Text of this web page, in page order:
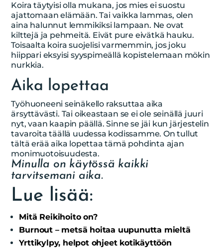
Koira täytyisi olla mukana, jos mies ei suostu
ajattomaan elämään. Tai vaikka lammas, olen
aina halunnut lemmikiksi lampaan. Ne ovat
kilttejä ja pehmeitä. Eivät pure eivätkä hauku.
Toisaalta koira suojelisi varmemmin, jos joku
hiippari eksyisi syyspimeällä kopistelemaan mökin
nurkkia.
Aika lopettaa
Työhuoneeni seinäkello raksuttaa aika
ärsyttävästi. Tai oikeastaan se ei ole seinällä juuri
nyt, vaan kaapin päällä. Sinne se jäi kun järjestelin
tavaroita täällä uudessa kodissamme. On tullut
tältä erää aika lopettaa tämä pohdinta ajan
monimuotoisuudesta.
Minulla on käytössä kaikki
tarvitsemani aika.
Lue lisää:
Mitä Reikihoito on?
Burnout – metsä hoitaa uupunutta mieltä
Yrttikylpy, helpot ohjeet kotikäyttöön